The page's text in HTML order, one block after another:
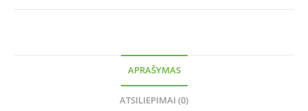
APRAŠYMAS
ATSILIEPIMAI (0)